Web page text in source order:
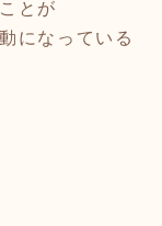
とが
になっている